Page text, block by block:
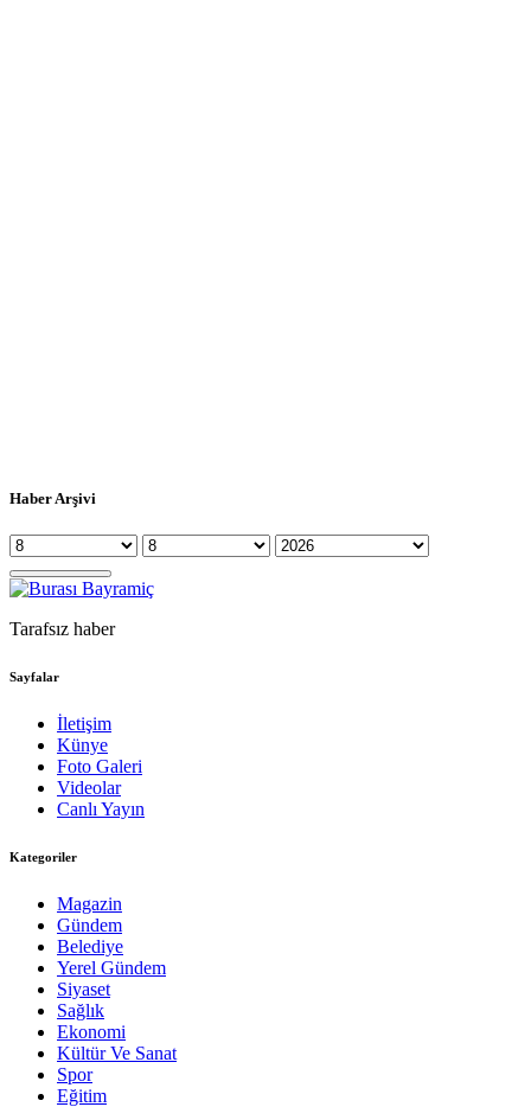
Haber Arşivi
Tarafsız haber
Sayfalar
İletişim
Künye
Foto Galeri
Videolar
Canlı Yayın
Kategoriler
Magazin
Gündem
Belediye
Yerel Gündem
Siyaset
Sağlık
Ekonomi
Kültür Ve Sanat
Spor
Eğitim